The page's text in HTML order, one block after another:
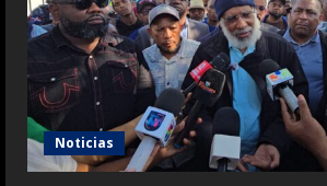
Noticias